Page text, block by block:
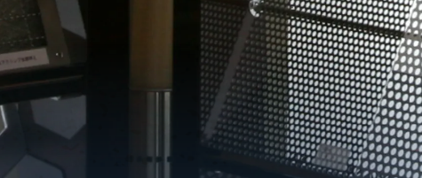
(滑面式金網)
(長目金網)
金型パターン
在庫リスト
造粒機及び粉砕機用
遠心分離機用
スーパーパンチング™
SUPER PUNCHING™
スーパーパンチング™
標準金型リスト
スーパーパンチング™
在庫リスト
ODSサニタリーストレーナー™
二相ステンレス鋼パンチング
メタル™
耐摩耗鋼板HARDOX®
エンボス・ディンプル加工
樹脂パンチング™
（プラスチックパンチング）
セレクト カラー・サイズ
樹脂パンチング™（PVC）
オーダーシート
CFRTP
（炭素繊維強化熱可塑性樹
脂）
パンチング™
大開孔率パンチング™
（X-OPEN AREA
PUNCHING）
C.G.P/コンピューター
グラフィックパンチング
開孔率自動計算(%)
重量自動計算(kg)
パンチングメタル加工品
エキスパンドメタル
CFRTP EXメッシュ『CF
TON』
グレーチング